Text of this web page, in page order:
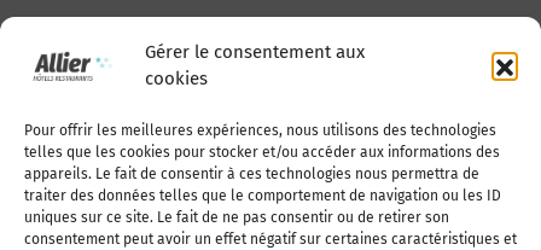
Gérer le consentement aux
cookies
Pour offrir les meilleures expériences, nous utilisons des technologies
telles que les cookies pour stocker et/ou accéder aux informations des
appareils. Le fait de consentir à ces technologies nous permettra de
traiter des données telles que le comportement de navigation ou les ID
uniques sur ce site. Le fait de ne pas consentir ou de retirer son
consentement peut avoir un effet négatif sur certaines caractéristiques et
Qui sommes-nous Publiez votre annonce
Adhérer à l’association Nous contacter